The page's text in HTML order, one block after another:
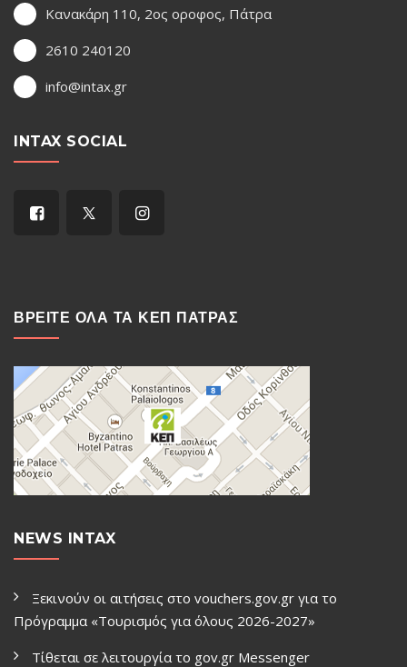
Κανακάρη 110, 2ος οροφος, Πάτρα
2610 240120
info@intax.gr
INTAX SOCIAL
ΒΡΕΙΤΕ ΟΛΑ ΤΑ ΚΕΠ ΠΑΤΡΑΣ
NEWS INTAX
Ξεκινούν οι αιτήσεις στο vouchers.gov.gr για το
Πρόγραμμα «Τουρισμός για όλους 2026-2027»
Τίθεται σε λειτουργία το gov.gr Μessenger